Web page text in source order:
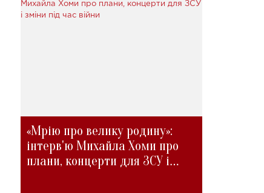
«Мрію про велику родину»:
інтерв'ю Михайла Хоми про
плани, концерти для ЗСУ і